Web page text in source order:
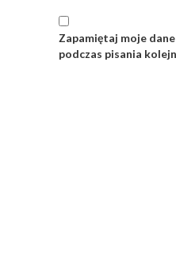
Zapamiętaj moje
podczas pisania